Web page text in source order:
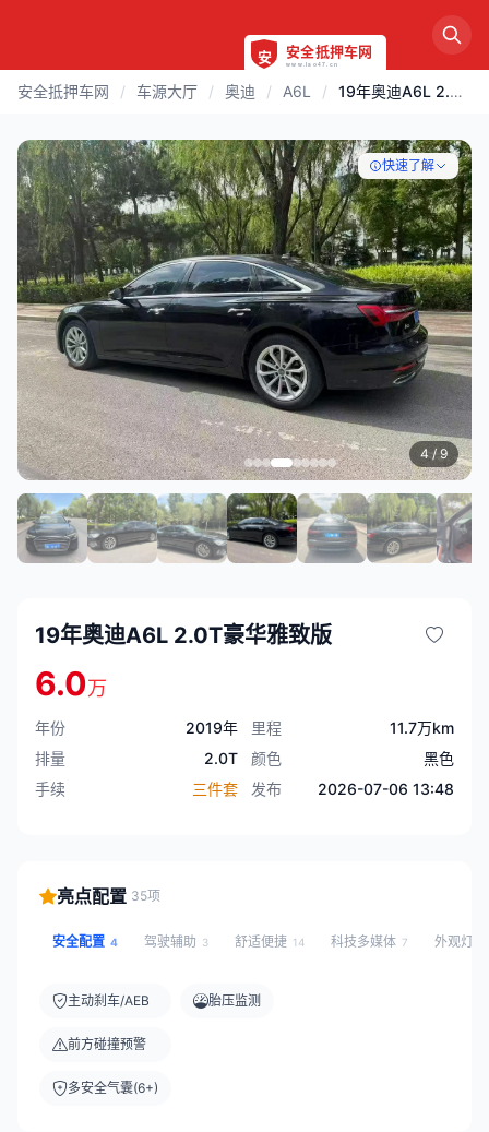
安全抵押车网 / 车源大厅 / 奥迪 / A6L / 19年奥迪A6L 2.0T豪华雅致版
快速了解
4 / 9
19年奥迪A6L 2.0T豪华雅致版
6.0万
年份 2019年 里程
11.7万km
排量
2.0T 颜色
黑色
手续
三件套 发布 2026-07-06 13:48
亮点配置 35项
安全配置 4 驾驶辅助 3 舒适便捷 14 科技多媒体 7 外观灯光
主动刹车/AEB
前方碰撞预警
多安全气囊(6+)
胎压监测